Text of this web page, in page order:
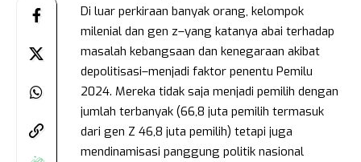
Di luar perkiraan banyak orang, kelompok
milenial dan gen z–yang katanya abai terhadap
masalah kebangsaan dan kenegaraan akibat
depolitisasi–menjadi faktor penentu Pemilu
2024. Mereka tidak saja menjadi pemilih dengan
jumlah terbanyak (66,8 juta pemilih termasuk
dari gen Z 46,8 juta pemilih) tetapi juga
mendinamisasi panggung politik nasional